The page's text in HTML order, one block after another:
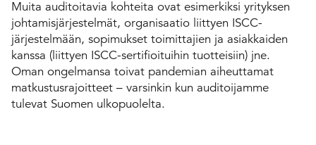
Muita auditoitavia kohteita ovat esimerkiksi yrityksen
johtamisjärjestelmät, organisaatio liittyen ISCC-
järjestelmään, sopimukset toimittajien ja asiakkaiden
kanssa (liittyen ISCC-sertifioituihin tuotteisiin) jne.
Oman ongelmansa toivat pandemian aiheuttamat
matkustusrajoitteet – varsinkin kun auditoijamme
tulevat Suomen ulkopuolelta.